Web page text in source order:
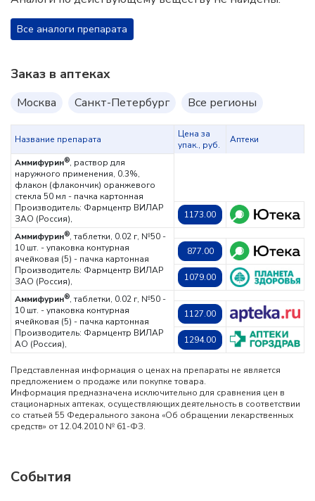
Все аналоги препарата
Заказ в аптеках
Москва Санкт-Петербург Все регионы
Название препарата
Цена за
упак., руб.
Аптеки
Аммифурин®, раствор для
наружного применения, 0.3%,
флакон (флакончик) оранжевого
стекла 50 мл - пачка картонная
Производитель: Фармцентр ВИЛАР
ЗАО (Россия),
1173.00
Аммифурин®, таблетки, 0.02 г, №50 -
10 шт. - упаковка контурная
ячейковая (5) - пачка картонная
Производитель: Фармцентр ВИЛАР
ЗАО (Россия),
877.00
1079.00
Аммифурин®, таблетки, 0.02 г, №50 -
10 шт. - упаковка контурная
ячейковая (5) - пачка картонная
Производитель: Фармцентр ВИЛАР
АО (Россия),
1127.00
1294.00
Представленная информация о ценах на препараты не является
предложением о продаже или покупке товара.
Информация предназначена исключительно для сравнения цен в
стационарных аптеках, осуществляющих деятельность в соответствии
со статьей 55 Федерального закона «Об обращении лекарственных
средств» от 12.04.2010 № 61-ФЗ.
События